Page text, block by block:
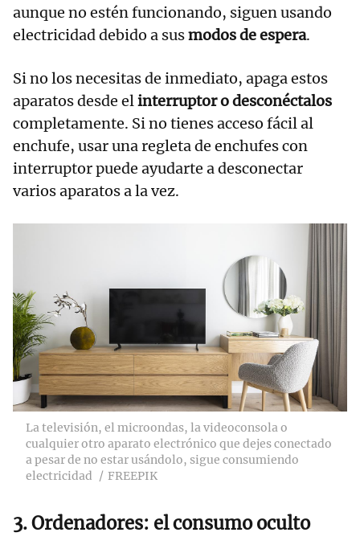
aunque no estén funcionando, siguen usando
electricidad debido a susmodos de espera.
Si no los necesitas de inmediato, apaga estos
aparatos desde elinterruptor o desconéctalos
completamente. Si no tienes acceso fácil al
enchufe, usar una regleta de enchufes con
interruptor puede ayudarte a desconectar
varios aparatos a la vez.
La televisión, el microondas, la videoconsola o
cualquier otro aparato electrónico que dejes conectado
a pesar de no estar usándolo, sigue consumiendo
electricidad
FREEPIK
3. Ordenadores: el consumo oculto